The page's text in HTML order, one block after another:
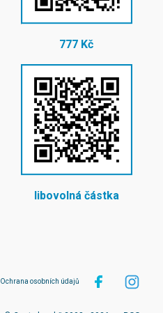
777 Kč
libovolná částka
Ochrana osobních údajů